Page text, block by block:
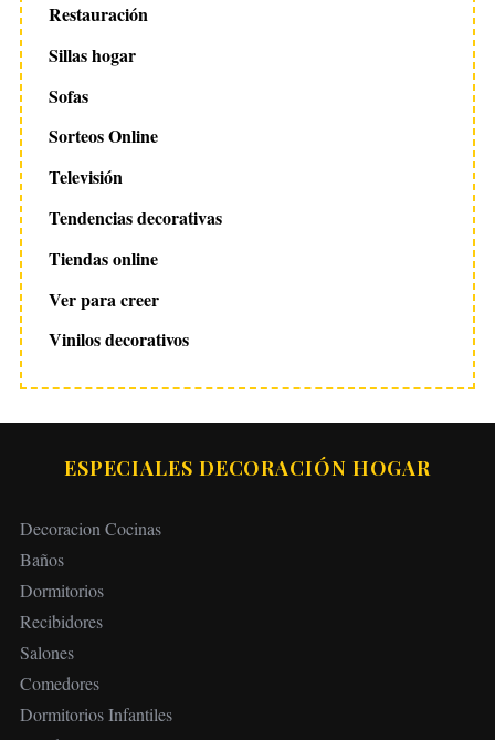
Restauración
Sillas hogar
Sofas
Sorteos Online
Televisión
Tendencias decorativas
Tiendas online
Ver para creer
Vinilos decorativos
ESPECIALES DECORACIÓN HOGAR
Decoracion Cocinas
Baños
Dormitorios
Recibidores
Salones
Comedores
Dormitorios Infantiles